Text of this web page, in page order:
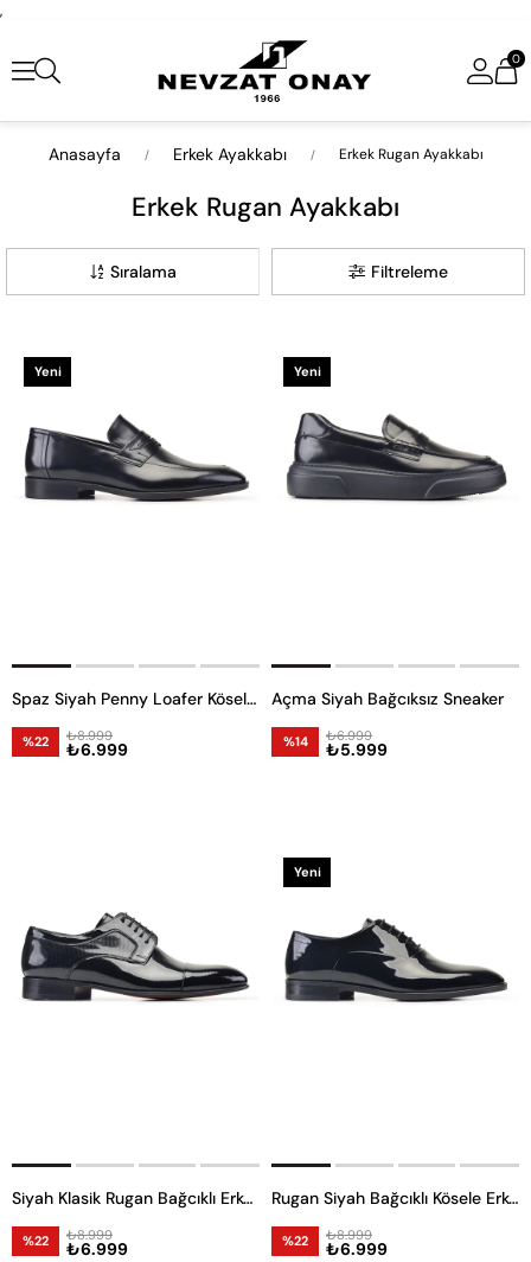
,
0
Anasayfa Erkek Ayakkabı Erkek Rugan Ayakkabı
Erkek Rugan Ayakkabı
Filtreleme
Sıralama
Spaz Siyah Penny Loafer Kösele Erkek Ayakkabı
%22 ₺6.999
₺8.999
Yeni
Açma Siyah Bağcıksız Sneaker
%14 ₺5.999
₺6.999
Yeni
Siyah Klasik Rugan Bağcıklı Erkek Kösele Ayakkabı
%22 ₺6.999
₺8.999
Rugan Siyah Bağcıklı Kösele Erkek Ayakkabı
%22 ₺6.999
₺8.999
Yeni